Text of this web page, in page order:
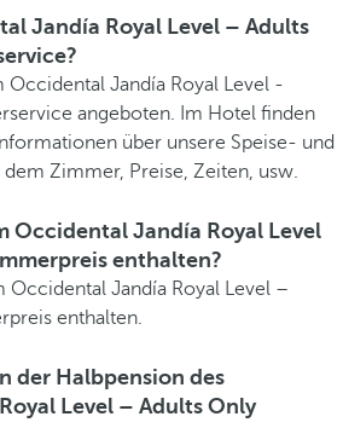
Jandía Royal Level – Adults
Occidental Jandía Royal Level -
angeboten. Im Hotel finden
über unsere Speise- und
Zimmer, Preise, Zeiten, usw.
Occidental Jandía Royal Level
enthalten?
Occidental Jandía Royal Level –
enthalten.
der Halbpension des
Level – Adults Only